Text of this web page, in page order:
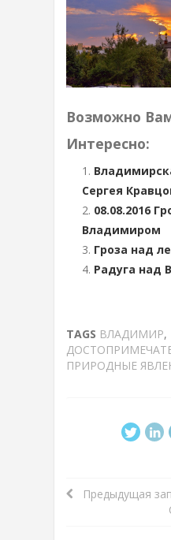
Возможно
Интересно:
Сергея
08.08.2016
Владимиром
Гроза над
Радуга над
TAGS ВЛАДИМИР,
ПРИРОДНЫЕ
Предыдущая